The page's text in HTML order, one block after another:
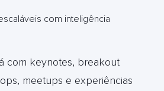
com inteligência
com keynotes, breakout
meetups e experiências